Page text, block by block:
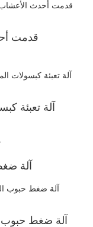
آلة تعبئة
آلة
آلة ضغط حبوب